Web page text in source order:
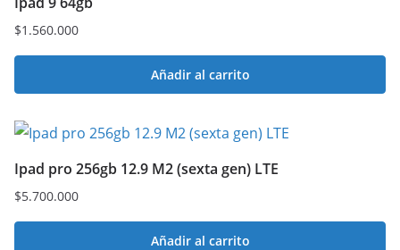
$1.560.000
Añadir al carrito
Ipad pro 256gb 12.9 M2 (sexta gen) LTE
$5.700.000
Añadir al carrito